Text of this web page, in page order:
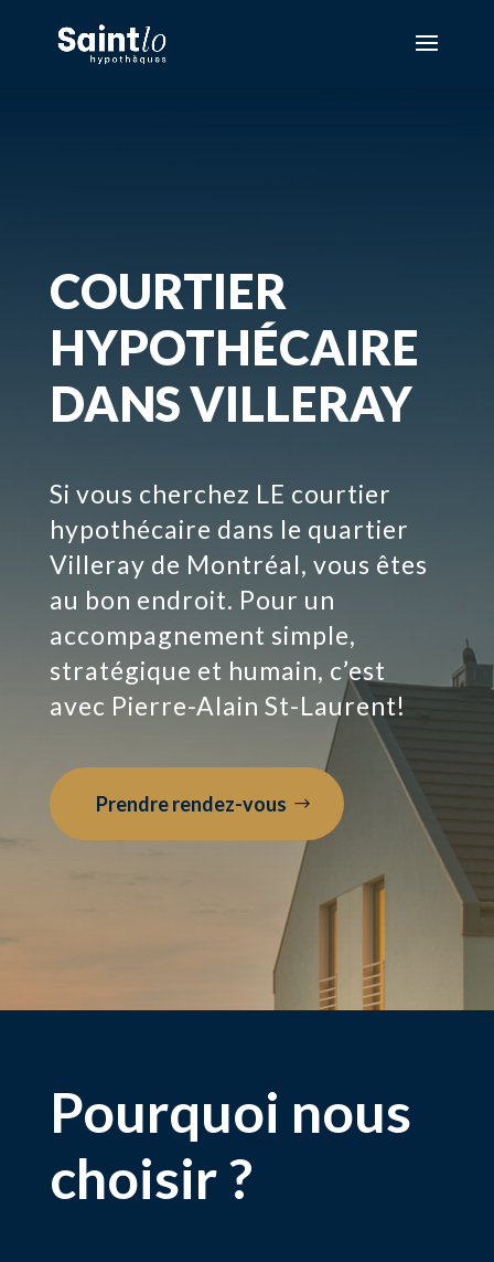
COURTIER
HYPOTHÉCAIRE
DANS VILLERAY
Si vous cherchez LE courtier
hypothécaire dans le quartier
Villeray de Montréal, vous êtes
au bon endroit. Pour un
accompagnement simple,
stratégique et humain, c’est
avec Pierre-Alain St-Laurent!
Prendre rendez-vous
Pourquoi nous
choisir ?